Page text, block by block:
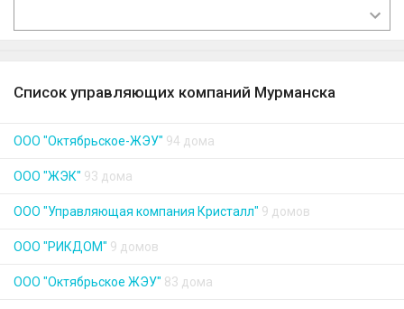
Список управляющих компаний Мурманска
ООО "Октябрьское-ЖЭУ" 94 дома
ООО "ЖЭК" 93 дома
ООО "Управляющая компания Кристалл" 9 домов
ООО "РИКДОМ" 9 домов
ООО "Октябрьское ЖЭУ" 83 дома